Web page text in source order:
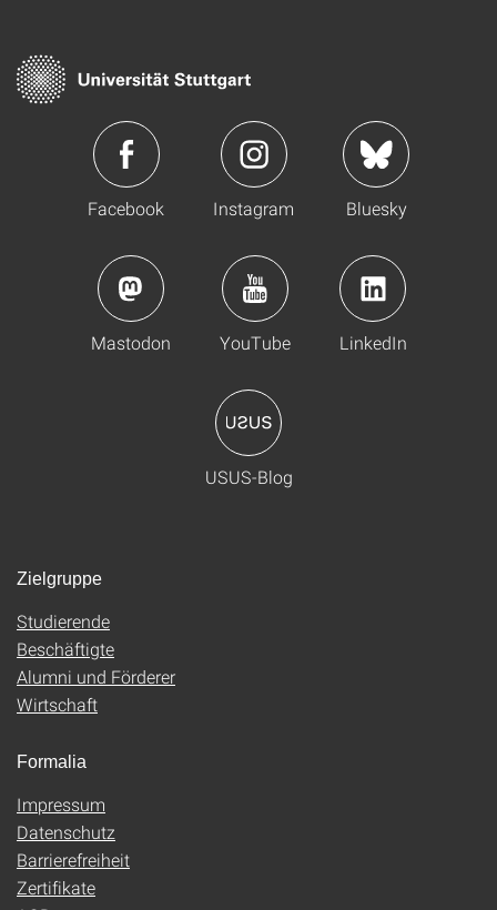
Facebook Instagram Bluesky
Mastodon YouTube LinkedIn
USUS-Blog
Zielgruppe
Studierende
Beschäftigte
Alumni und Förderer
Wirtschaft
Formalia
Impressum
Datenschutz
Barrierefreiheit
Zertifikate